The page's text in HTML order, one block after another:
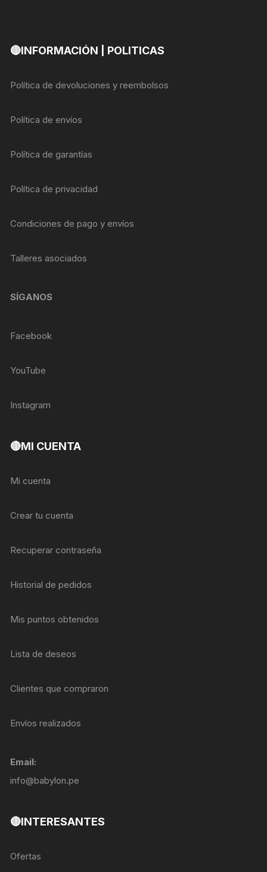
🔴INFORMACIÓN | POLITICAS
Política de devoluciones y reembolsos
Política de envíos
Política de garantías
Política de privacidad
Condiciones de pago y envíos
Talleres asociados
SÍGANOS
Facebook
YouTube
Instagram
🔴MI CUENTA
Mi cuenta
Crear tu cuenta
Recuperar contraseña
Historial de pedidos
Mis puntos obtenidos
Lista de deseos
Clientes que compraron
Envíos realizados
Email:
info@babylon.pe
🔴INTERESANTES
Ofertas